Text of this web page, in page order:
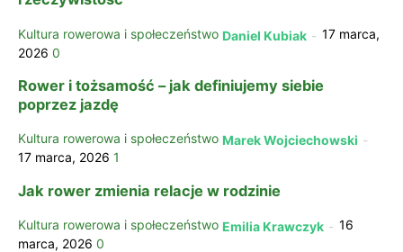
Kultura rowerowa i społeczeństwo Daniel Kubiak - 17 marca,
2026 0
Rower i tożsamość – jak definiujemy siebie
poprzez jazdę
Kultura rowerowa i społeczeństwo Marek Wojciechowski -
17 marca, 2026 1
Jak rower zmienia relacje w rodzinie
Kultura rowerowa i społeczeństwo Emilia Krawczyk - 16
marca, 2026 0